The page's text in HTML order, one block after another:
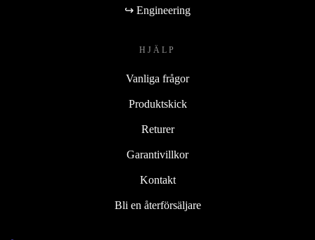
↪ Engineering
HJÄLP
Vanliga frågor
Produktskick
Returer
Garantivillkor
Kontakt
Bli en återförsäljare